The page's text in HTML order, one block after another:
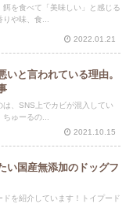
を食べて「美味しい」と感じる
や味、食...
2022.01.21
いと言われている理由。
、SNS上でカビが混入してい
ゅーるの...
2021.10.15
い国産無添加のドッグフ
ドを紹介しています！トイプード